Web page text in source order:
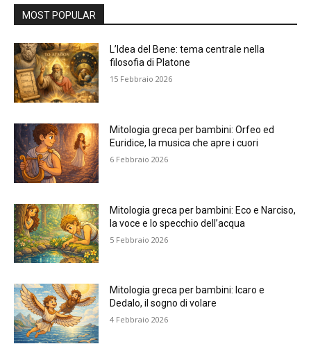
MOST POPULAR
L’Idea del Bene: tema centrale nella
filosofia di Platone
15 Febbraio 2026
Mitologia greca per bambini: Orfeo ed
Euridice, la musica che apre i cuori
6 Febbraio 2026
Mitologia greca per bambini: Eco e Narciso,
la voce e lo specchio dell’acqua
5 Febbraio 2026
Mitologia greca per bambini: Icaro e
Dedalo, il sogno di volare
4 Febbraio 2026